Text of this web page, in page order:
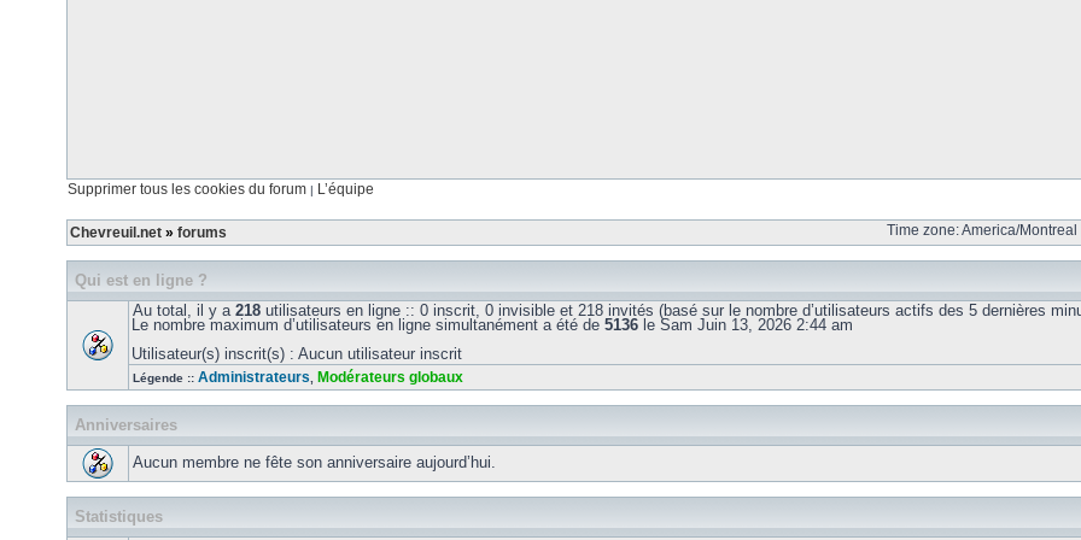
Supprimer tous les cookies du forum | L’équipe
Chevreuil.net » forums Time zone: America/Montreal
Qui est en ligne ?
Au total, il y a 218 utilisateurs en ligne :: 0 inscrit, 0 invisible et 218 invités (basé sur le nombre d’utilisateurs actifs des 5 dernières
Le nombre maximum d’utilisateurs en ligne simultanément a été de 5136 le Sam Juin 13, 2026 2:44 am
Utilisateur(s) inscrit(s) : Aucun utilisateur inscrit
Légende :: Administrateurs Modérateurs globaux
Anniversaires
Aucun membre ne fête son anniversaire aujourd’hui.
Statistiques